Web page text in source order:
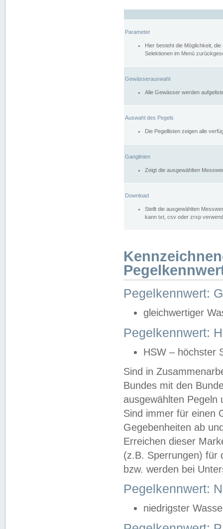
Parameter
Hier besteht die Möglichkeit,
Selektionen im Menü
Gewässerauswahl
Alle Gewässer werden
Auswahl des Pegels
Die Pegellisten zeigen alle
Ganglinien
Zeigt die ausgewählten
Download
Stellt die ausgewählten
kann txt, csv oder zrxp
Pegelkennwert:
gleichwertiger
Pegelkennwert:
HSW – höchster
Sind in
Bundes mit den
ausgewählten
Sind immer für einen
Gegebenheiten ab
Erreichen dieser
(z.B. Sperrungen) für
bzw. werden bei
Pegelkennwert:
niedrigster